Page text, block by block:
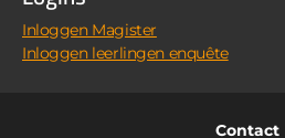
Inloggen Magister
Inloggen leerlingen enquête
Contact